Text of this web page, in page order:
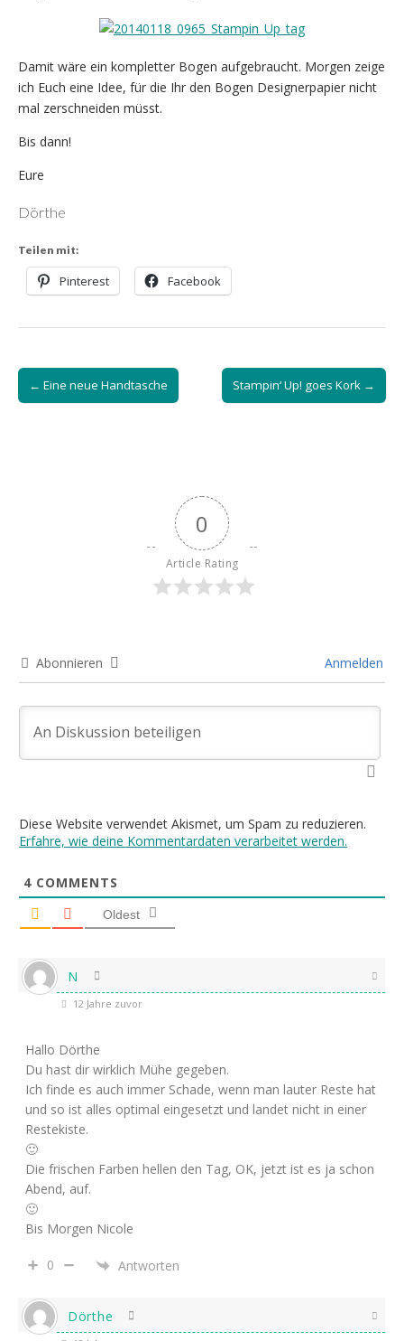
Damit wäre ein kompletter Bogen aufgebraucht. Morgen zeige
ich Euch eine Idee, für die Ihr den Bogen Designerpapier nicht
mal zerschneiden müsst.
Bis dann!
Eure
Dörthe
Teilen mit:
Pinterest Facebook
Post
navigation
← Eine neue Handtasche Stampin‘ Up! goes Kork →
0
Article Rating
Abonnieren Anmelden
Diese Website verwendet Akismet, um Spam zu reduzieren.
Erfahre, wie deine Kommentardaten verarbeitet werden.
4 COMMENTS
Oldest
N
12 Jahre zuvor
Hallo Dörthe
Du hast dir wirklich Mühe gegeben.
Ich finde es auch immer Schade, wenn man lauter Reste hat
und so ist alles optimal eingesetzt und landet nicht in einer
Restekiste.
🙂
Die frischen Farben hellen den Tag, OK, jetzt ist es ja schon
Abend, auf.
🙂
Bis Morgen Nicole
0 Antworten
Dörthe